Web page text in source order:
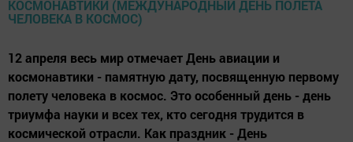
12 апреля весь мир отмечает День авиации и
космонавтики - памятную дату, посвященную первому
полету человека в космос. Это особенный день - день
триумфа науки и всех тех, кто сегодня трудится в
космической отрасли. Как праздник - День